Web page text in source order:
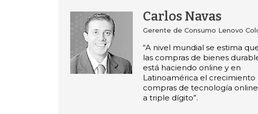
Carlos Navas
Gerente de Consumo Lenovo
“A nivel mundial se estima
las compras de bienes
está haciendo online y en
Latinoamérica el crecimiento
compras de tecnología
a triple dígito”.